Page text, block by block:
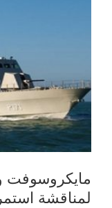
لمناقشة